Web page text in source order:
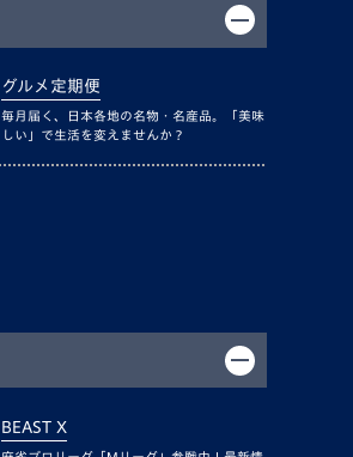
グルメ定期便
毎月届く、日本各地の名物・名産品。「美味
しい」で生活を変えませんか？
BEAST X